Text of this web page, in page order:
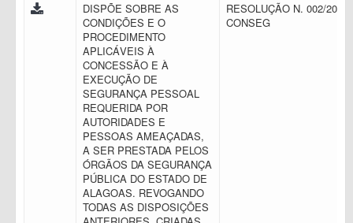
DISPÕE SOBRE AS
CONDIÇÕES E O
PROCEDIMENTO
APLICÁVEIS À
CONCESSÃO E À
EXECUÇÃO DE
SEGURANÇA PESSOAL
REQUERIDA POR
AUTORIDADES E
PESSOAS AMEAÇADAS,
A SER PRESTADA PELOS
ÓRGÃOS DA SEGURANÇA
PÚBLICA DO ESTADO DE
ALAGOAS. REVOGANDO
TODAS AS DISPOSIÇÕES
RESOLUÇÃO N. 002/2016
CONSEG